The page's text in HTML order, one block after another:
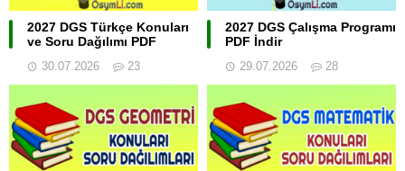
2027 DGS Türkçe Konuları
ve Soru Dağılımı PDF
30.07.2026 23
2027 DGS Çalışma Programı
PDF İndir
29.07.2026 28